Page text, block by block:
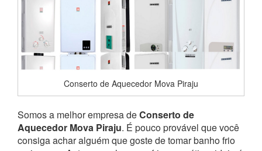
Conserto de Aquecedor Mova Piraju
Somos a melhor empresa deConserto de
Aquecedor Mova Piraju. É pouco provável que você
consiga achar alguém que goste de tomar banho frio